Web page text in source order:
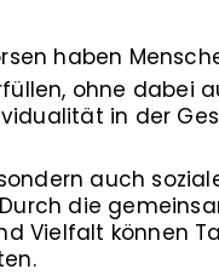
haben
ohne dabei
in der
auch
die
Vielfalt können